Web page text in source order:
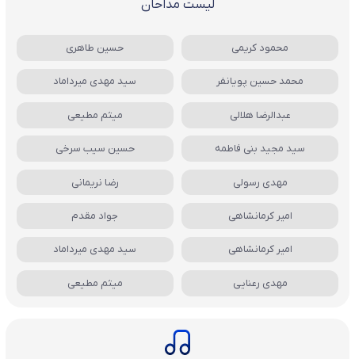
لیست مداحان
محمود کریمی حسین طاهری
محمد حسین پویانفر سید مهدی میرداماد
عبدالرضا هلالی میثم مطیعی
سید مجید بنی فاطمه حسین سیب سرخی
مهدی رسولی رضا نریمانی
امیر کرمانشاهی جواد مقدم
امیر کرمانشاهی سید مهدی میرداماد
مهدی رعنایی میثم مطیعی